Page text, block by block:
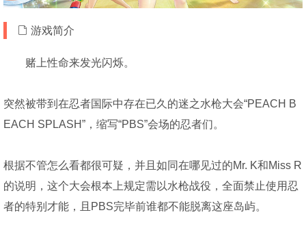
游戏简介
赌上性命来发光闪烁。
突然被带到在忍者国际中存在已久的迷之水枪大会“PEACH B
EACH SPLASH”，缩写“PBS”会场的忍者们。
根据不管怎么看都很可疑，并且如同在哪见过的Mr. K和Miss R
的说明，这个大会根本上规定需以水枪战役，全面禁止使用忍
者的特别才能，且PBS完毕前谁都不能脱离这座岛屿。